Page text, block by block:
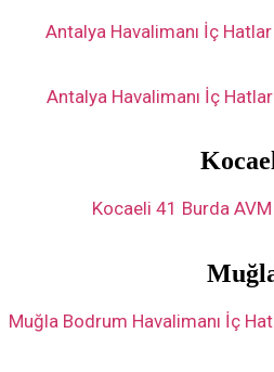
Antalya Havalimanı İç
Antalya Havalimanı İç
Kocaeli 41 Burda
Muğla Bodrum Havalimanı İç